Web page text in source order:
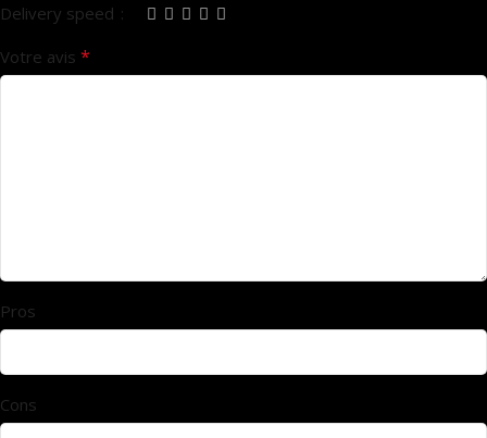
Delivery speed
Votre avis *
Pros
Cons